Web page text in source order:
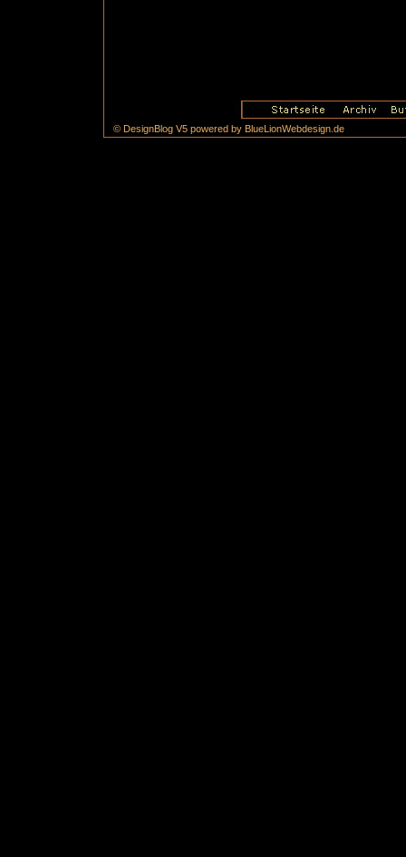
© DesignBlog V5 powered by BlueLionWebdesign.de